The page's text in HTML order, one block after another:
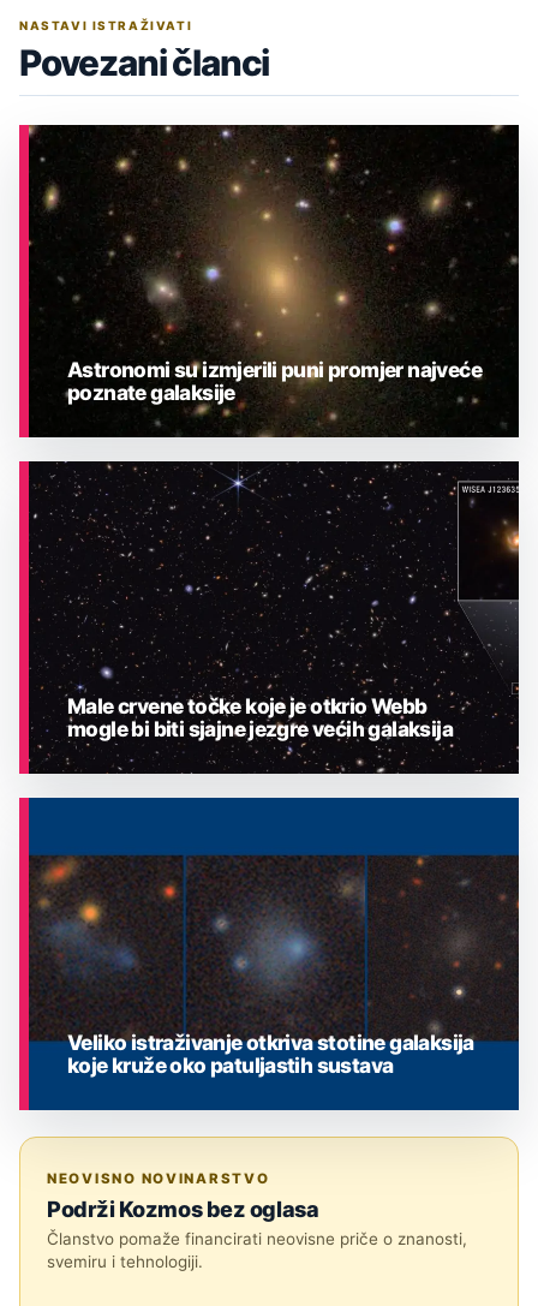
NASTAVI ISTRAŽIVATI
Povezani članci
ASTRONOMIJA
Astronomi su izmjerili puni promjer najveće
poznate galaksije
Male crvene točke koje je otkrio Webb
mogle bi biti sjajne jezgre većih galaksija
Veliko istraživanje otkriva stotine galaksija
koje kruže oko patuljastih sustava
NEOVISNO NOVINARSTVO
Podrži Kozmos bez oglasa
Članstvo pomaže financirati neovisne priče o znanosti,
svemiru i tehnologiji.